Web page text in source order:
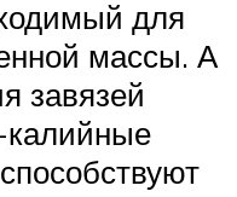
для
массы. А
завязей